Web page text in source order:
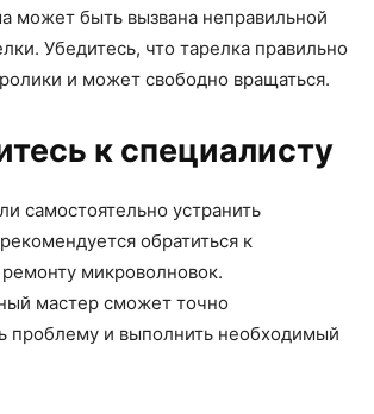
может быть вызвана неправильной
Убедитесь, что тарелка правильно
и может свободно вращаться.
к специалисту
самостоятельно устранить
обратиться к
микроволновок.
мастер сможет точно
проблему и выполнить необходимый